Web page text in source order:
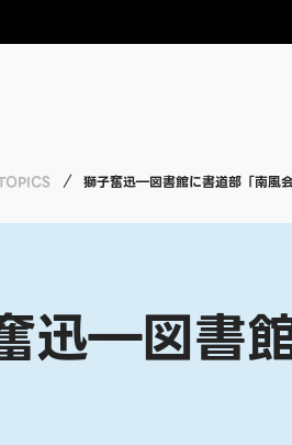
広報
総合研究所
薬学部 医療薬学科
授業・単位互換
各種資格・講座
就職支援
インターンシップ
職員募集
労働施策総合推進法
獅子奮迅―図書館に書道部「南風
迅―図書